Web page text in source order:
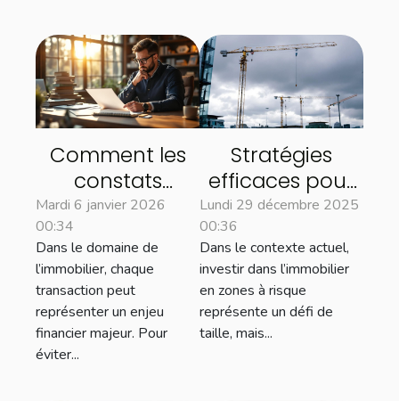
Comment les
constats
d'huissier
sécuriser vos
transactions
immobilières
Mardi 6 janvier 2026
00:34
Dans le domaine de
l’immobilier, chaque
transaction peut
représenter un enjeu
financier majeur. Pour
éviter...
Stratégies
efficaces pour
sécuriser les
investissements
immobiliers en
zones à risque
Lundi 29 décembre 2025
00:36
Dans le contexte actuel,
investir dans l’immobilier
en zones à risque
représente un défi de
taille, mais...